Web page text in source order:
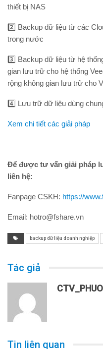
thiết bị NAS
2️⃣ Backup dữ liệu từ các
trong nước
3️⃣ Backup dữ liệu từ hệ
gian lưu trữ cho hệ thống
rộng không gian lưu trữ cho
4️⃣ Lưu trữ dữ liệu dùng
Xem chi tiết các giải pháp
Để được tư vấn giải pháp
liên hệ:
Fanpage CSKH: https://
Email: hotro@fshare.vn
backup dữ liệu doanh nghiệp
Tác giả
Tin liên quan